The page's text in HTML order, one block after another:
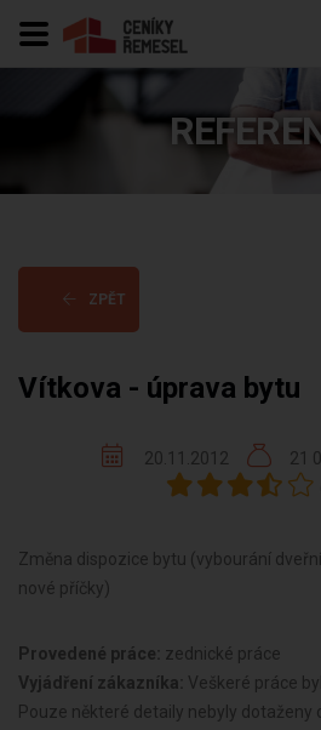
ZPĚT
Vítkova - úprava bytu
20.11.2012
21
Změna dispozice bytu (vybourání
nové příčky)
Provedené práce: zednické práce
Vyjádření zákazníka: Veškeré práce
Pouze některé detaily nebyly dotaženy